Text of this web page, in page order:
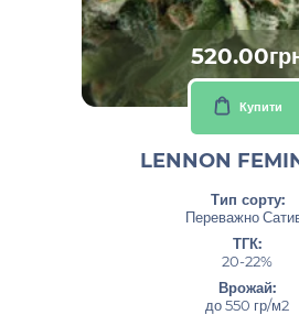
Купити
LENNON
Тип сорту:
Переважно
ТГК:
20-22%
Врожай:
до 550 гр/м2